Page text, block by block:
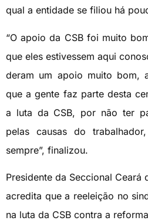
qual a entidade se filiou há
“O apoio da CSB foi muito
que eles estivessem aqui
deram um apoio muito bom,
que a gente faz parte desta
a luta da CSB, por não ter
pelas causas do
sempre”, finalizou.
Presidente da Seccional Ceará
acredita que a reeleição no
na luta da CSB contra a